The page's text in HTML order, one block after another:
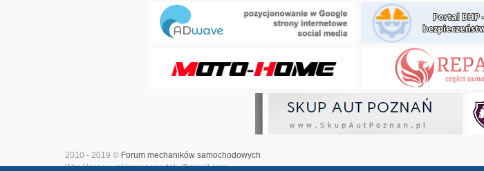
2010 - 2019 © Forum mechaników samochodowych
Współpraca: reklamanaportalu@gmail.com